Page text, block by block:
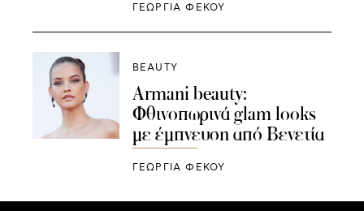
ΓΕΩΡΓΙΑ ΦΕΚΟΥ
BEAUTY
Armani beauty:
Φθινοπωρινά glam looks
με έμπνευση από Βενετία
ΓΕΩΡΓΙΑ ΦΕΚΟΥ